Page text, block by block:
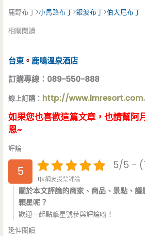
鹿野布丁>小馬路布丁>銀波布丁>伯大尼布丁
相關閱讀
台東 。鹿鳴溫泉酒店
訂購專線：089-550-888
線上訂購： http://
如果您也喜歡這篇文章，也請幫阿
恩~
評論
5 5/5 -
1位網友投票評論
關於本文評論的商家、商品、景點、
顆星呢？
歡迎一起點擊星號參與評論唷！
延伸閱讀